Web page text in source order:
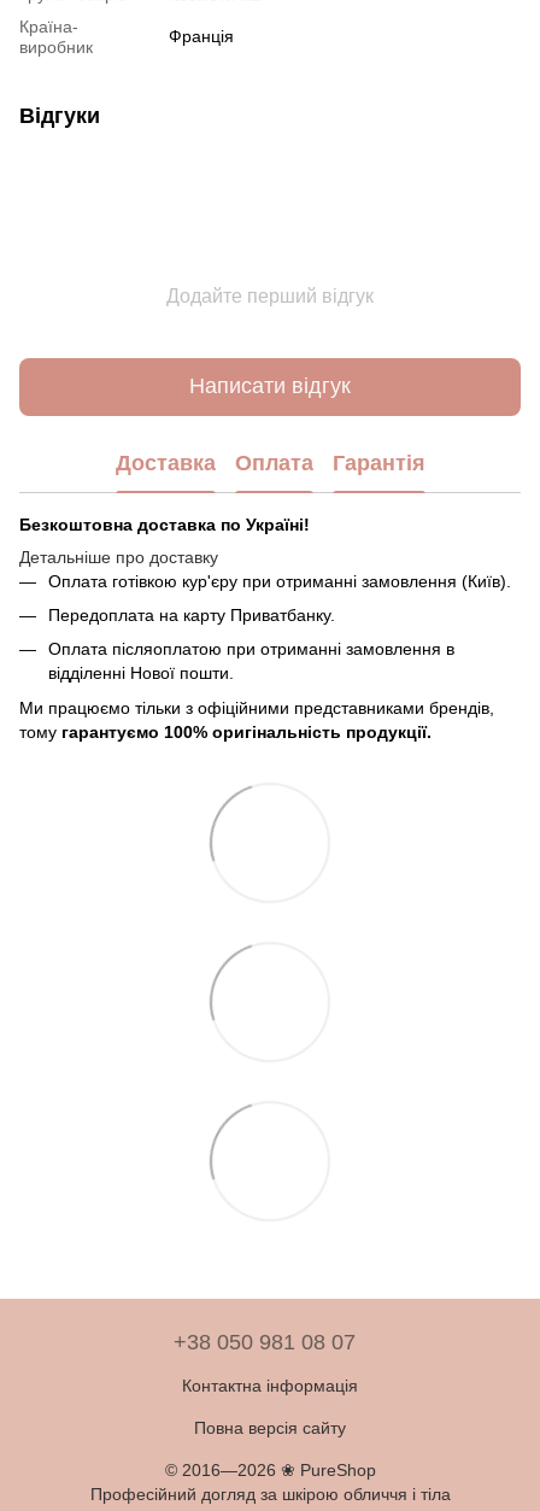
Країна-
виробник
Франція
Відгуки
Додайте перший відгук
Написати відгук
Доставка Оплата Гарантія
Безкоштовна доставка по Україні!
Детальніше про доставку
Оплата готівкою кур'єру при отриманні замовлення (Київ).
Передоплата на карту Приватбанку.
Оплата післяоплатою при отриманні замовлення в
відділенні Нової пошти.
Ми працюємо тільки з офіційними представниками брендів,
тому гарантуємо 100% оригінальність продукції.
+38 050 981 08 07
Контактна інформація
Повна версія сайту
© 2016—2026 ❀ PureShop
Професійний догляд за шкірою обличчя і тіла